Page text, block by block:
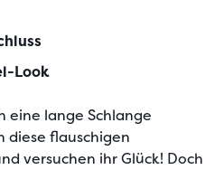
Look
eine lange Schlange
diese flauschigen
versuchen ihr Glück! Doch